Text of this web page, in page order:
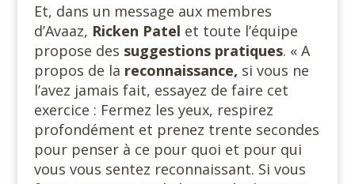
Et, dans un message aux membres
d’Avaaz, Ricken Patel et toute l’équipe
propose des suggestions pratiques. « A
propos de la reconnaissance, si vous ne
l’avez jamais fait, essayez de faire cet
exercice : Fermez les yeux, respirez
profondément et prenez trente secondes
pour penser à ce pour quoi et pour qui
vous vous sentez reconnaissant. Si vous